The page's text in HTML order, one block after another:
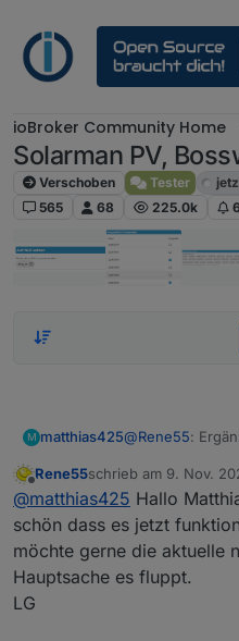
ioBroker Community Home
Solarman PV,
Verschoben Tester
jetz
565
68 225.0k
M matthias425@Rene55:
Ich denke die
Vielen Dank!
Offline
Rene55schrieb am 9. Nov.
zuletzt editiert von
@matthias425 Hallo
schön dass es jetzt
möchte gerne die aktuelle
Hauptsache es fluppt.
LG